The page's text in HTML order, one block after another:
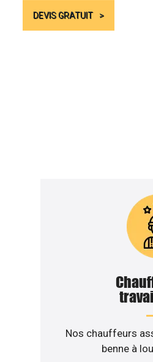
DEVIS GRATUIT
Nos chauffeurs
benne à